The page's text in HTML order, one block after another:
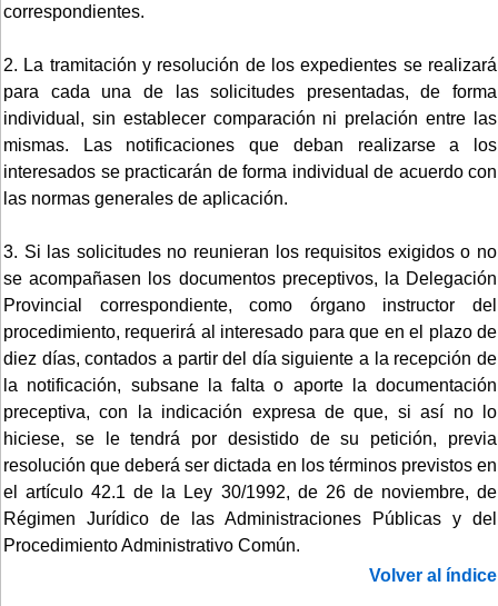
correspondientes.
2. La tramitación y resolución de los expedientes se realizará
para cada una de las solicitudes presentadas, de forma
individual, sin establecer comparación ni prelación entre las
mismas. Las notificaciones que deban realizarse a los
interesados se practicarán de forma individual de acuerdo con
las normas generales de aplicación.
3. Si las solicitudes no reunieran los requisitos exigidos o no
se acompañasen los documentos preceptivos, la Delegación
Provincial correspondiente, como órgano instructor del
procedimiento, requerirá al interesado para que en el plazo de
diez días, contados a partir del día siguiente a la recepción de
la notificación, subsane la falta o aporte la documentación
preceptiva, con la indicación expresa de que, si así no lo
hiciese, se le tendrá por desistido de su petición, previa
resolución que deberá ser dictada en los términos previstos en
el artículo 42.1 de la Ley 30/1992, de 26 de noviembre, de
Régimen Jurídico de las Administraciones Públicas y del
Procedimiento Administrativo Común.
Volver al índice